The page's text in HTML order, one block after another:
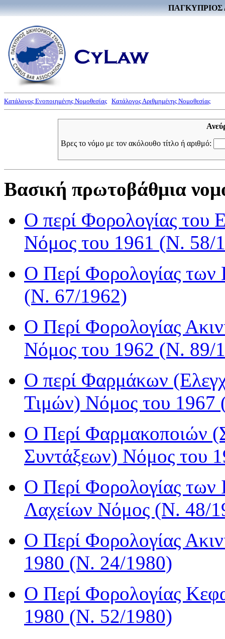
ΠΑΓΚΥΠΡΙΟΣ
Κατάλογος Ενοποιημένης Νομοθεσίας Κατάλογος Αριθμημένης Νομοθεσίας
Βρες το νόμο με τον ακόλουθο τίτλο ή αριθμό:
Βασική πρωτοβάθμια
Ο περί Φορολογίας
Νόμος του 1961 (Ν. 58/
Ο Περί Φορολογίας
(Ν. 67/1962)
Ο Περί Φορολογίας
Νόμος του 1962 (Ν. 89/
Ο περί Φαρμάκων
Τιμών) Νόμος του
Ο Περί Φαρμακοποιών
Συντάξεων) Νόμος του
Ο Περί Φορολογίας των
Λαχείων Νόμος (Ν. 48/
Ο Περί Φορολογίας
1980 (Ν. 24/1980)
Ο Περί Φορολογίας
1980 (Ν. 52/1980)